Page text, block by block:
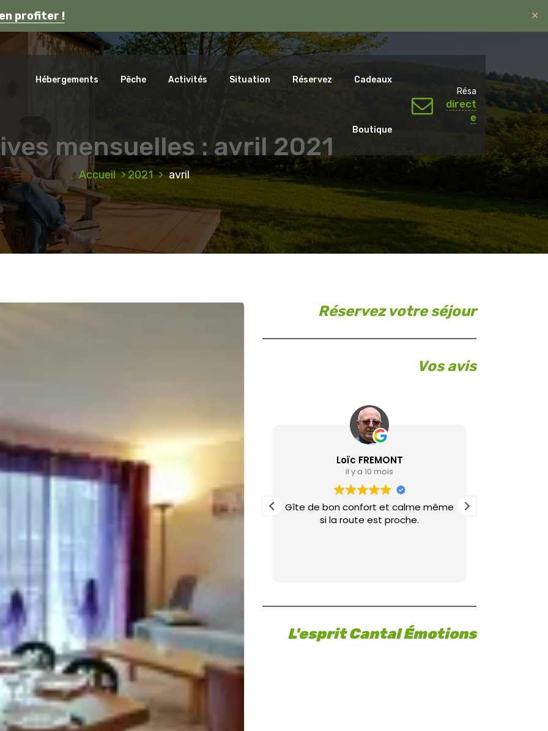
profiter ! ✕
Auvergne.
Hébergements Pêche Activités Situation Réservez Cadeaux
Boutique
Résa
direct
e
mensuelles : avril 2021
Accueil 2021 avril
Réservez votre séjour
Vos avis
juste
pour se
en
lac du
il vous
beauté
tout
car
s'arrêter
Merci
enfants
et
qu'ils
le coeur
rdv
Virginie
il y a 3 mois
Très bon séjour chez Cantal
Emotions : accueil, logement, pêche.
Loïc FREMONT
il y a 10 mois
Gîte de bon confort et calme même
si la route est proche.
L'esprit Cantal Émotions